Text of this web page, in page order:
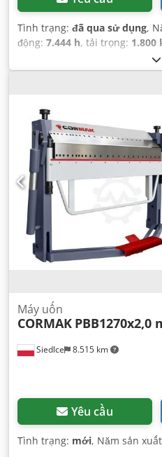
Tình trạng: đã qua sử dụng,
động: 7.444 h, tải trọng: 1.800
11 kW (14,96 mã lực)
răng:tự động, trọng lượng
1.800 kg
khác, chiều dài cơ sở:1.448
không có, nhiên liệu:điện,
Siedlce 8.515 km
Máy uốn
CORMAK PBB1270x2,0
Yêu cầu
Tình trạng: mới, Năm sản